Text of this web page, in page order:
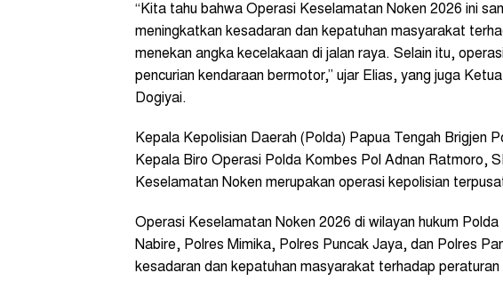
“Kita tahu bahwa Operasi Keselamatan Noken 2026 ini
meningkatkan kesadaran dan kepatuhan masyarakat
menekan angka kecelakaan di jalan raya. Selain itu,
pencurian kendaraan bermotor,” ujar Elias, yang juga
Dogiyai.
Kepala Kepolisian Daerah (Polda) Papua Tengah Brigjen
Kepala Biro Operasi Polda Kombes Pol Adnan Ratmoro,
Keselamatan Noken merupakan operasi kepolisian
Operasi Keselamatan Noken 2026 di wilayan hukum
Nabire, Polres Mimika, Polres Puncak Jaya, dan Polres
kesadaran dan kepatuhan masyarakat terhadap